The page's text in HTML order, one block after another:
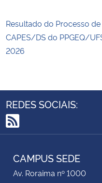
Resultado do Processo
CAPES/DS do PPGEQ/
2026
REDES SOCIAIS:
RSS
CAMPUS SEDE
Av. Roraima nº 1000